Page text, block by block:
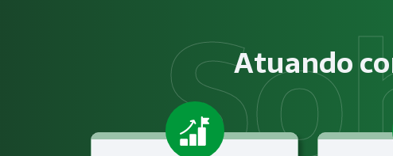
Empresas que exercem atividades com exposição a riscos
Atendimento especializado
A Megatrab - Engenharia de Segurança do Trabalho oferece
Atuando